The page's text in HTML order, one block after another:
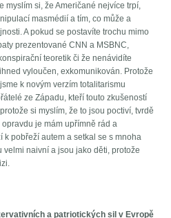
myslím si, že Američané nejvíce trpí,
masmédií a tím, co může a
A pokud se postavíte trochu mimo
prezentované CNN a MSBNC,
teoretik či že nenávidíte
vyloučen, exkomunikován. Protože
k novým verzím totalitarismu
ze Západu, kteří touto zkušeností
si myslím, že to jsou poctiví, tvrdě
je mám upřímně rád a
k pobřeží autem a setkal se s mnoha
velmi naivní a jsou jako děti, protože
a patriotických sil v Evropě